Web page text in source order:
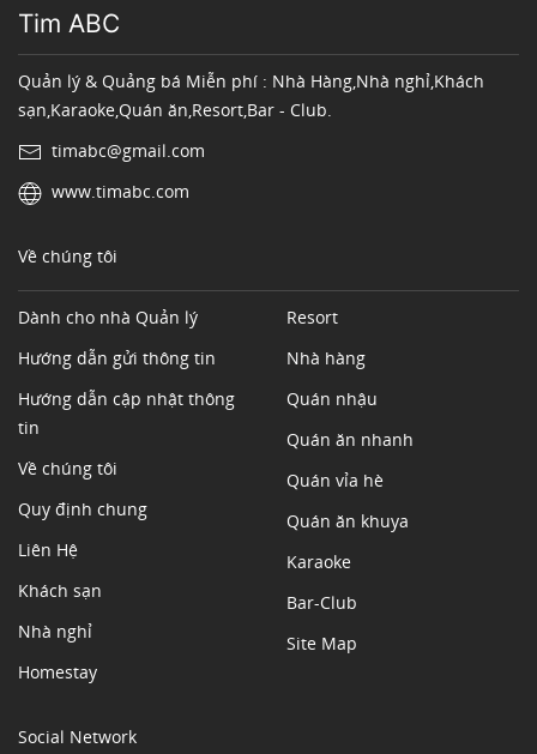
Tim ABC
Quản lý & Quảng bá Miễn phí : Nhà Hàng,Nhà nghỉ,Khách
sạn,Karaoke,Quán ăn,Resort,Bar - Club.
timabc@gmail.com
www.timabc.com
Về chúng tôi
Dành cho nhà Quản lý
Hướng dẫn gửi thông tin
Hướng dẫn cập nhật thông
tin
Về chúng tôi
Quy định chung
Liên Hệ
Khách sạn
Nhà nghỉ
Homestay
Resort
Nhà hàng
Quán nhậu
Quán ăn nhanh
Quán vỉa hè
Quán ăn khuya
Karaoke
Bar-Club
Site Map
Social Network